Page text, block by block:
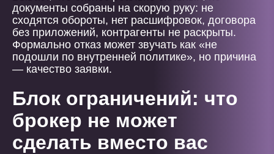
документы собраны на скорую руку: не
сходятся обороты, нет расшифровок, договора
без приложений, контрагенты не раскрыты.
Формально отказ может звучать как «не
подошли по внутренней политике», но причина
— качество заявки.
Блок ограничений: что
брокер не может
сделать вместо вас